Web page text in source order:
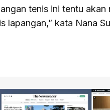
tenis ini tentu akan
lapangan,” kata Nana